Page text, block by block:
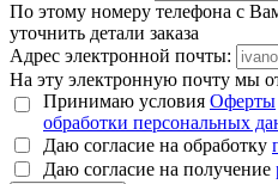
По этому номеру телефона с
уточнить детали заказа
Адрес электронной почты:
На эту электронную почту мы
Принимаю условия Оферты
обработки персональных
Даю согласие на обработку
Даю согласие на получение